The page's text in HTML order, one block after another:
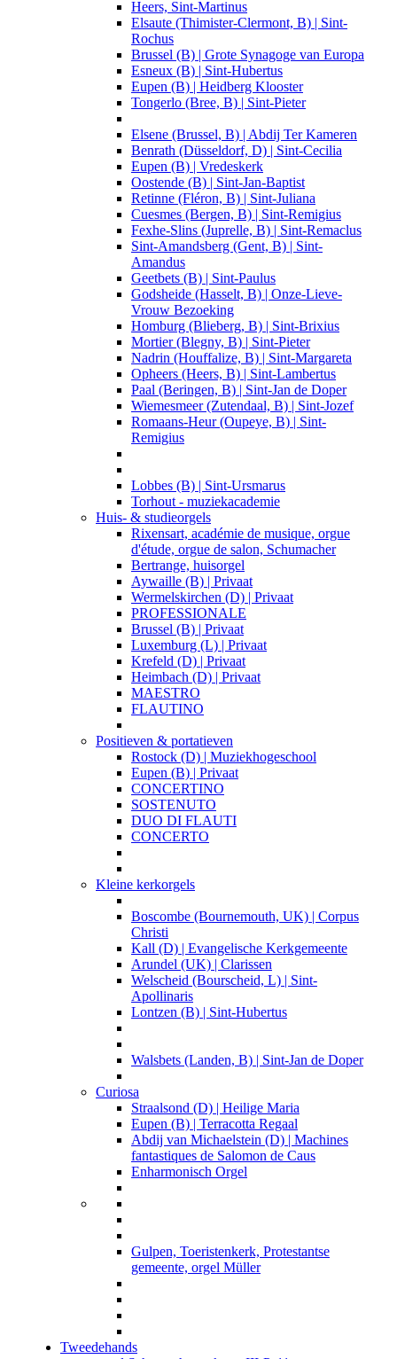
Heers, Sint-Martinus
Elsaute (Thimister-Clermont, B) | Sint-
Rochus
Brussel (B) | Grote Synagoge van Europa
Esneux (B) | Sint-Hubertus
Eupen (B) | Heidberg Klooster
Tongerlo (Bree, B) | Sint-Pieter
Elsene (Brussel, B) | Abdij Ter Kameren
Benrath (Düsseldorf, D) | Sint-Cecilia
Eupen (B) | Vredeskerk
Oostende (B) | Sint-Jan-Baptist
Retinne (Fléron, B) | Sint-Juliana
Cuesmes (Bergen, B) | Sint-Remigius
Fexhe-Slins (Juprelle, B) | Sint-Remaclus
Sint-Amandsberg (Gent, B) | Sint-
Amandus
Geetbets (B) | Sint-Paulus
Godsheide (Hasselt, B) | Onze-Lieve-
Vrouw Bezoeking
Homburg (Blieberg, B) | Sint-Brixius
Mortier (Blegny, B) | Sint-Pieter
Nadrin (Houffalize, B) | Sint-Margareta
Opheers (Heers, B) | Sint-Lambertus
Paal (Beringen, B) | Sint-Jan de Doper
Wiemesmeer (Zutendaal, B) | Sint-Jozef
Romaans-Heur (Oupeye, B) | Sint-
Remigius
Lobbes (B) | Sint-Ursmarus
Torhout - muziekacademie
Huis- & studieorgels
Rixensart, académie de musique, orgue
d'étude, orgue de salon, Schumacher
Bertrange, huisorgel
Aywaille (B) | Privaat
Wermelskirchen (D) | Privaat
PROFESSIONALE
Brussel (B) | Privaat
Luxemburg (L) | Privaat
Krefeld (D) | Privaat
Heimbach (D) | Privaat
MAESTRO
FLAUTINO
Positieven & portatieven
Rostock (D) | Muziekhogeschool
Eupen (B) | Privaat
CONCERTINO
SOSTENUTO
DUO DI FLAUTI
CONCERTO
Kleine kerkorgels
Boscombe (Bournemouth, UK) | Corpus
Christi
Kall (D) | Evangelische Kerkgemeente
Arundel (UK) | Clarissen
Welscheid (Bourscheid, L) | Sint-
Apollinaris
Lontzen (B) | Sint-Hubertus
Walsbets (Landen, B) | Sint-Jan de Doper
Curiosa
Straalsond (D) | Heilige Maria
Eupen (B) | Terracotta Regaal
Abdij van Michaelstein (D) | Machines
fantastiques de Salomon de Caus
Enharmonisch Orgel
Gulpen, Toeristenkerk, Protestantse
gemeente, orgel Müller
Tweedehands